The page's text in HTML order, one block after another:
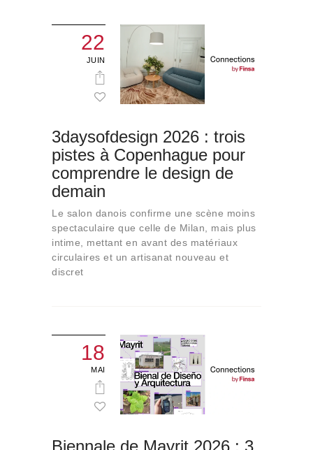
22
JUIN
3daysofdesign 2026 : trois
pistes à Copenhague pour
comprendre le design de
demain
Le salon danois confirme une scène moins
spectaculaire que celle de Milan, mais plus
intime, mettant en avant des matériaux
circulaires et un artisanat nouveau et
discret
18
MAI